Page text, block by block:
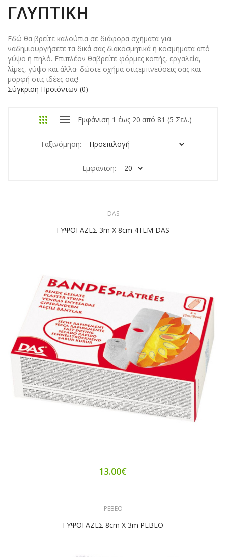
ΓΛΥΠΤΙΚΉ
Εδώ θα βρείτε καλούπια σε διάφορα σχήματα για
ναδημιουργήσετε τα δικά σας διακοσμητικά ή κοσμήματα από
γύψο ή πηλό. Επιπλέον θαβρείτε φόρμες κοπής, εργαλεία,
λίμες, γύψο και άλλα· δώστε σχήμα στιςεμπνεύσεις σας και
μορφή στις ιδέες σας!
Σύγκριση Προϊόντων (0)
Εμφάνιση 1 έως 20 από 81 (5 Σελ.)
Ταξινόμηση:
Εμφάνιση:
DAS
ΓΥΨΟΓΑΖΕΣ 3m X 8cm 4TEM DAS
13.00€
PEBEO
ΓΥΨΟΓΑΖΕΣ 8cm X 3m PEBEO